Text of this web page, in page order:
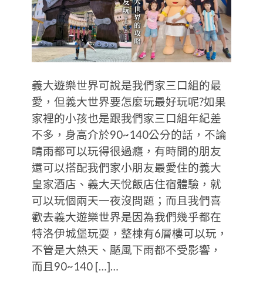
義大遊樂世界可說是我們家三口組的最
愛，但義大世界要怎麼玩最好玩呢?如果
家裡的小孩也是跟我們家三口組年紀差
不多，身高介於90~140公分的話，不論
晴雨都可以玩得很過癮，有時間的朋友
還可以搭配我們家小朋友最愛住的義大
皇家酒店、義大天悅飯店住宿體驗，就
可以玩個兩天一夜沒問題；而且我們喜
歡去義大遊樂世界是因為我們幾乎都在
特洛伊城堡玩耍，整棟有6層樓可以玩，
不管是大熱天、颳風下雨都不受影響，
而且90~140 […]…